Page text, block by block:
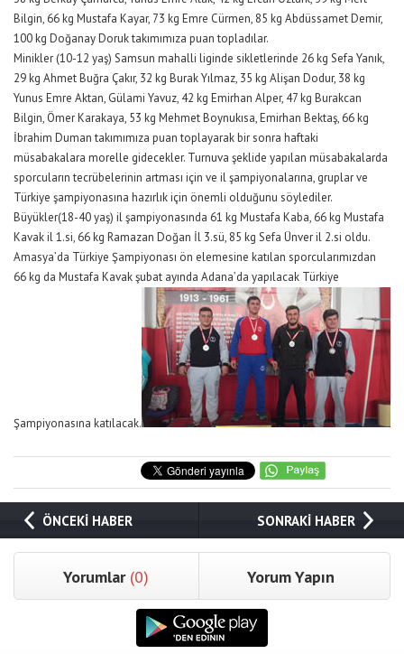
Bilgin, 66 kg Mustafa Kayar, 73 kg Emre Cürmen, 85 kg Abdüssamet Demir,
100 kg Doğanay Doruk takımımıza puan topladılar.
Minikler (10-12 yaş) Samsun mahalli liginde sikletlerinde 26 kg Sefa Yanık,
29 kg Ahmet Buğra Çakır, 32 kg Burak Yılmaz, 35 kg Alişan Dodur, 38 kg
Yunus Emre Aktan, Gülami Yavuz, 42 kg Emirhan Alper, 47 kg Burakcan
Bilgin, Ömer Karakaya, 53 kg Mehmet Boynukısa, Emirhan Bektaş, 66 kg
İbrahim Duman takımımıza puan toplayarak bir sonra haftaki
müsabakalara morelle gidecekler. Turnuva şeklide yapılan müsabakalarda
sporcuların tecrübelerinin artması için ve il şampiyonalarına, gruplar ve
Türkiye şampiyonasına hazırlık için önemli olduğunu söylediler.
Büyükler(18-40 yaş) il şampiyonasında 61 kg Mustafa Kaba, 66 kg Mustafa
Kavak il 1.si, 66 kg Ramazan Doğan İl 3.sü, 85 kg Sefa Ünver il 2.si oldu.
Amasya’da Türkiye Şampiyonası ön elemesine katılan sporcularımızdan
66 kg da Mustafa Kavak şubat ayında Adana’da yapılacak Türkiye
Şampiyonasına katılacak.
ÖNCEKİ HABER SONRAKİ HABER
Yorumlar (0) Yorum Yapın